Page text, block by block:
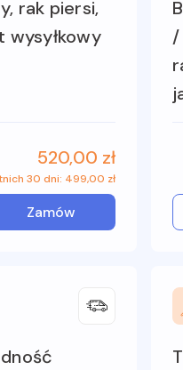
rak piersi,
520,00 zł
30 dni: 499,00 zł
Zamów
/